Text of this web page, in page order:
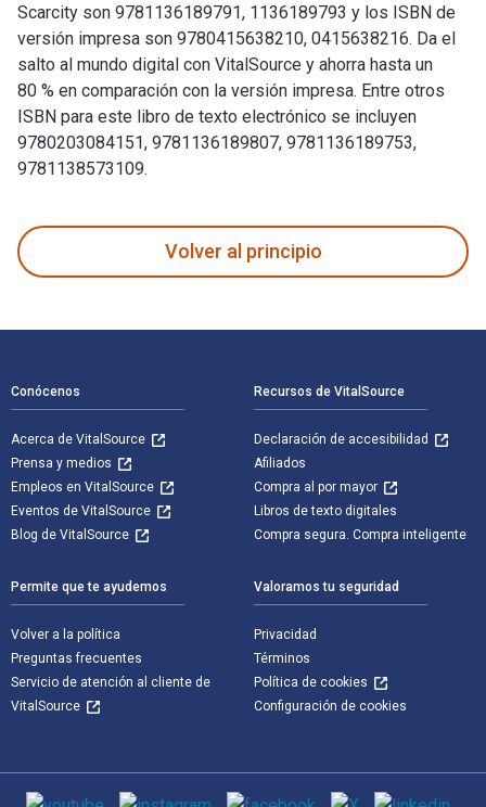
Scarcity son 9781136189791, 1136189793 y los ISBN de
versión impresa son 9780415638210, 0415638216. Da el
salto al mundo digital con VitalSource y ahorra hasta un
80 % en comparación con la versión impresa. Entre otros
ISBN para este libro de texto electrónico se incluyen
9780203084151, 9781136189807, 9781136189753,
9781138573109.
Volver al principio
Conócenos
Acerca de VitalSource
Prensa y medios
Empleos en VitalSource
Eventos de VitalSource
Blog de VitalSource
Recursos de VitalSource
Declaración de accesibilidad
Afiliados
Compra al por mayor
Libros de texto digitales
Compra segura. Compra inteligente
Permite que te ayudemos
Volver a la política
Preguntas frecuentes
Servicio de atención al cliente de
VitalSource
Valoramos tu seguridad
Privacidad
Términos
Política de cookies
Configuración de cookies
Medios de comunicación social